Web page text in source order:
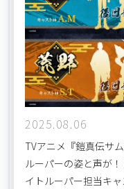
2025.08.06
TVアニメ『鎧真伝サ
ルーパーの姿と声が
イトルーパー担当キ